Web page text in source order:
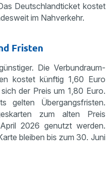
Deutschlandticket kostet
im Nahverkehr.
Fristen
Die Verbundraum-
kostet künftig 1,60 Euro
der Preis um 1,80 Euro.
gelten Übergangsfristen.
zum alten Preis
2026 genutzt werden.
bleiben bis zum 30. Juni